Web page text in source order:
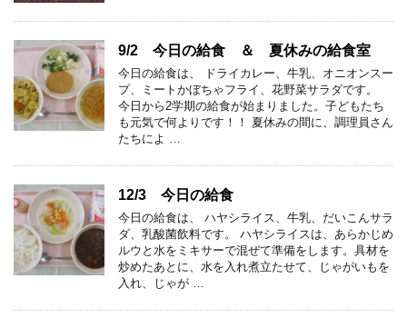
9/2 今日の給食 ＆ 夏休みの給食室
今日の給食は、 ドライカレー、牛乳、オニオンスー
プ、ミートかぼちゃフライ、花野菜サラダです。
今日から2学期の給食が始まりました。子どもたち
も元気で何よりです！！ 夏休みの間に、調理員さん
たちによ …
12/3 今日の給食
今日の給食は、 ハヤシライス、牛乳、だいこんサラ
ダ、乳酸菌飲料です。 ハヤシライスは、あらかじめ
ルウと水をミキサーで混ぜて準備をします。具材を
炒めたあとに、水を入れ煮立たせて、じゃがいもを
入れ、じゃが …